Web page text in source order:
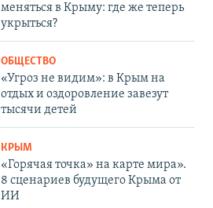
меняться в Крыму: где же теперь
укрыться?
ОБЩЕСТВО
«Угроз не видим»: в Крым на
отдых и оздоровление завезут
тысячи детей
КРЫМ
«Горячая точка» на карте мира».
8 сценариев будущего Крыма от
ИИ